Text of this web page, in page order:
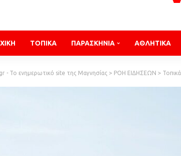
ΤΟΠΙΚΑ ΠΑΡΑΣΚΗΝΙΑ ΑΘΛΗΤΙΚΑ
- Το ενημερωτικό site της Μαγνησίας > ΡΟΗ ΕΙΔΗΣΕΩΝ > Τοπικά